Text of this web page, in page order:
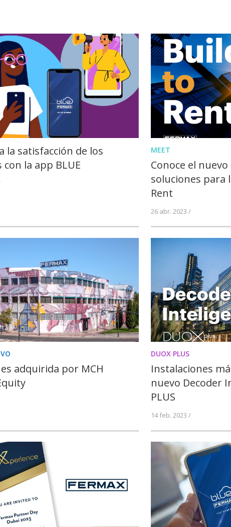
la satisfacción de los
la app BLUE
MEET
Conoce el
soluciones para
Rent
26 abr. 2023 /
es adquirida por MCH
DUOX PLUS
Instalaciones
nuevo Decoder
PLUS
14 feb. 2023 /